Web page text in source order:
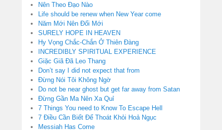
Nên Theo Đạo Nào
Life should be renew when New Year come
Năm Mới Nên Đổi Mới
SURELY HOPE IN HEAVEN
Hy Vọng Chắc-Chắn Ở Thiên Đàng
INCREDIBLY SPIRITUAL EXPERIENCE
Giặc Giã Đã Leo Thang
Don’t say I did not expect that from
Đừng Nói Tôi Không Ngờ
Do not be near ghost but get far away from Satan
Đừng Gần Ma Nên Xa Quỉ
7 Things You need to Know To Escape Hell
7 Điều Cần Biết Để Thoát Khỏi Hoả Ngục
Messiah Has Come